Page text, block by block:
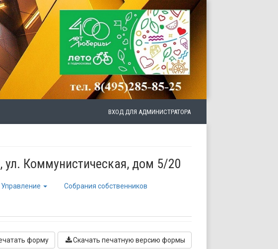
ВХОД ДЛЯ АДМИНИСТРАТОРА
Коммунистическая, дом 5/20
Управление Собрания собственников
форму Скачать печатную версию формы